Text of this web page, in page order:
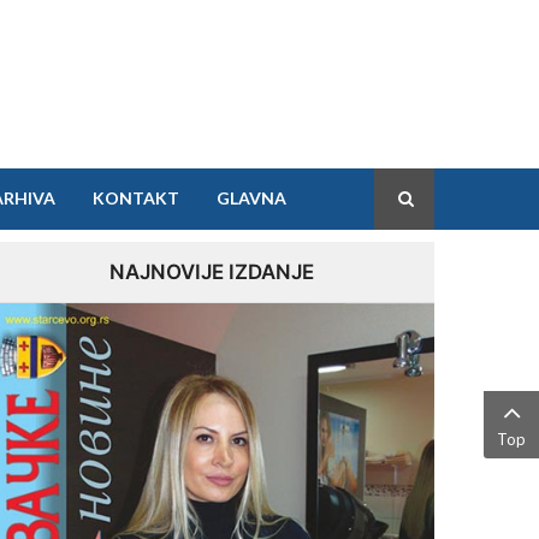
KONTAKT GLAVNA
NAJNOVIJE IZDANJE
Top